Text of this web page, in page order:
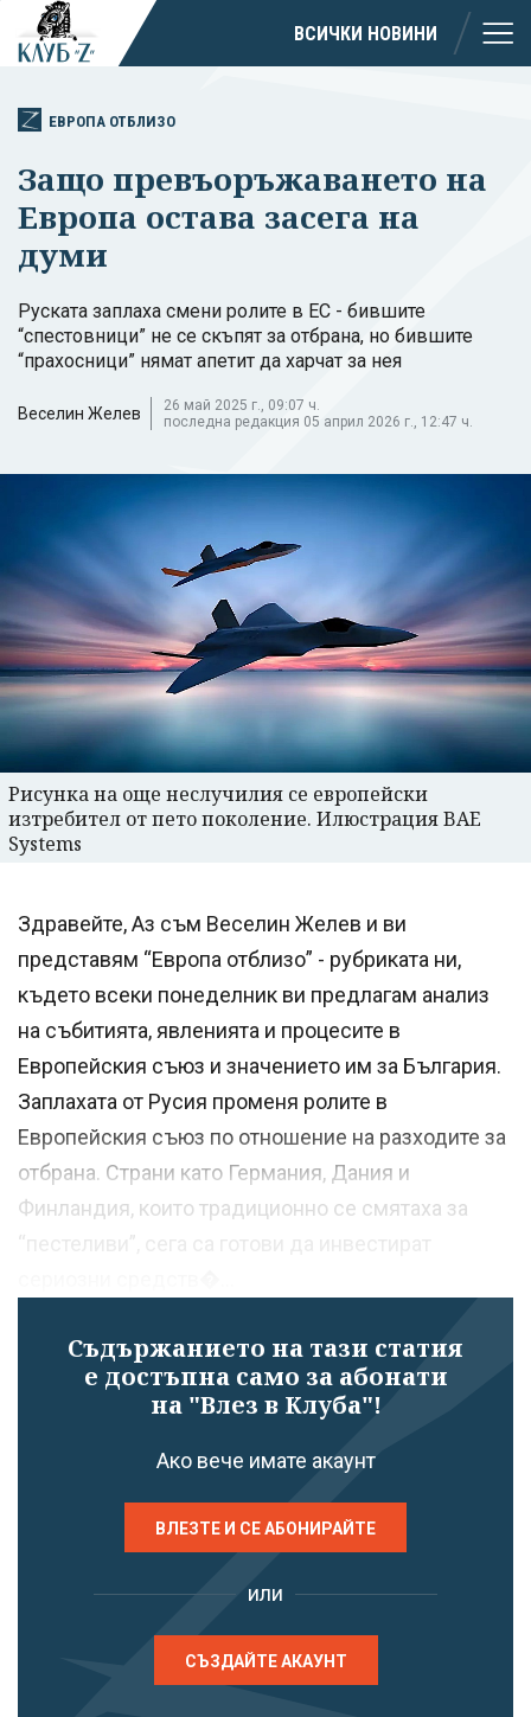
ВСИЧКИ НОВИНИ
ЕВРОПА ОТБЛИЗО
Защо превъоръжаването на
Европа остава засега на
думи
Руската заплаха смени ролите в ЕС - бившите
“спестовници” не се скъпят за отбрана, но бившите
“прахосници” нямат апетит да харчат за нея
Веселин Желев
26 май 2025 г., 09:07 ч.
последна редакция 05 април 2026 г., 12:47 ч.
Рисунка на още неслучилия се европейски
изтребител от пето поколение. Илюстрация BAE
Systems
Здравейте, Аз съм Веселин Желев и ви
представям “Европа отблизо” - рубриката ни,
където всеки понеделник ви предлагам анализ
на събитията, явленията и процесите в
Европейския съюз и значението им за България.
Заплахата от Русия променя ролите в
Европейския съюз по отношение на разходите за
отбрана. Страни като Германия, Дания и
Финландия, които традиционно се смятаха за
“пестеливи”, сега са готови да инвестират
Съдържанието на тази статия
е достъпна само за абонати
на "Влез в Клуба"!
Ако вече имате акаунт
ВЛЕЗТЕ И СЕ АБОНИРАЙТЕ
или
СЪЗДАЙТЕ АКАУНТ